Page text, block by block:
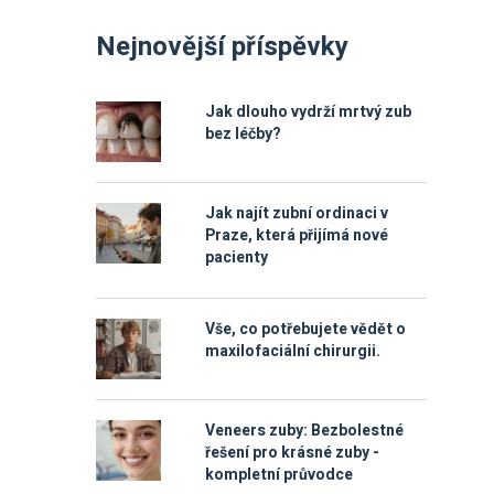
Nejnovější příspěvky
Jak dlouho vydrží mrtvý zub
bez léčby?
Jak najít zubní ordinaci v
Praze, která přijímá nové
pacienty
Vše, co potřebujete vědět o
maxilofaciální chirurgii.
Veneers zuby: Bezbolestné
řešení pro krásné zuby -
kompletní průvodce